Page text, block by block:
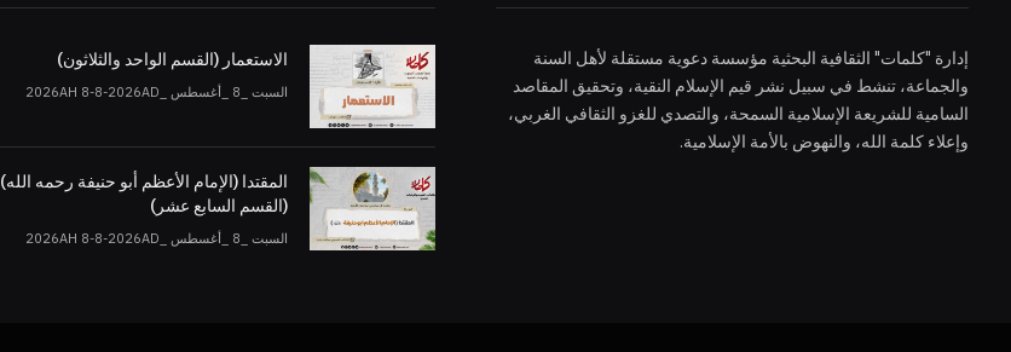
إدارة "كلمات" الثقافية البحثية مؤسسة دعوية مستقلة لأهل السنة
والجماعة، تنشط في سبيل نشر قيم الإسلام النقية، وتحقيق المقاصد
السامية للشريعة الإسلامية السمحة، والتصدي للغزو الثقافي الغربي،
وإعلاء كلمة الله، والنهوض بالأمة الإسلامية.
الاستعمار (القسم الواحد والثلاثون)
السبت _8 _أغسطس _2026AH 8-8-2026AD
المقتدا (الإمام الأعظم أبو حنيفة رحمه الله)
(القسم السابع عشر)
السبت _8 _أغسطس _2026AH 8-8-2026AD